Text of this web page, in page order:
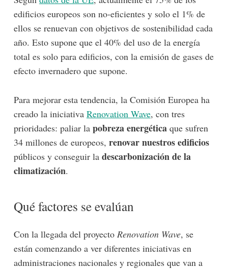
edificios europeos son no-eficientes y solo el 1% de
ellos se renuevan con objetivos de sostenibilidad cada
año. Esto supone que el 40% del uso de la energía
total es solo para edificios, con la emisión de gases de
efecto invernadero que supone.
Para mejorar esta tendencia, la Comisión Europea ha
creado la iniciativa Renovation Wave, con tres
prioridades: paliar la pobreza energéticaque sufren
34 millones de europeos, renovar nuestros edificios
públicos y conseguir la descarbonización de la
climatización.
Qué factores se evalúan
Con la llegada del proyecto Renovation Wave, se
están comenzando a ver diferentes iniciativas en
administraciones nacionales y regionales que van a